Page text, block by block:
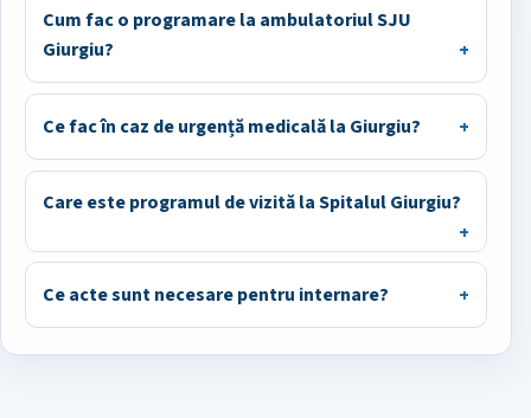
Cum fac o programare la ambulatoriul SJU
Giurgiu?
Ce fac în caz de urgență medicală la Giurgiu?
Care este programul de vizită la Spitalul Giurgiu?
Ce acte sunt necesare pentru internare?